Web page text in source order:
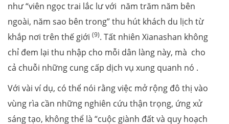
như “viên ngọc trai lắc lư với năm trăm năm bên
ngoài, năm sao bên trong” thu hút khách du lịch từ
khắp nơi trên thế giới (9). Tất nhiên Xianashan không
chỉ đem lại thu nhập cho mỗi dân làng này, mà cho
cả chuỗi những cung cấp dịch vụ xung quanh nó .
Với vài ví dụ, có thể nói rằng việc mở rộng đô thị vào
vùng rìa cần những nghiên cứu thận trọng, ứng xử
sáng tạo, không thể là “cuộc giành đất và quy hoạch